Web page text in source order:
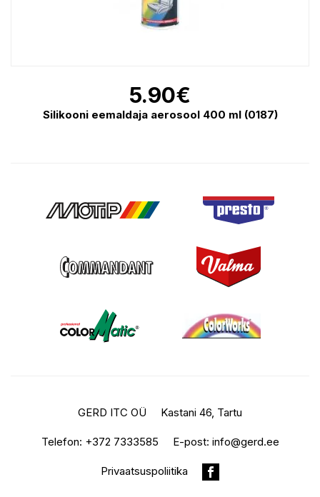
5.90€
Silikooni eemaldaja aerosool 400 ml (0187)
GERD ITC OÜ Kastani 46, Tartu
Telefon: +372 7333585 E-post: info@gerd.ee
Privaatsuspoliitika